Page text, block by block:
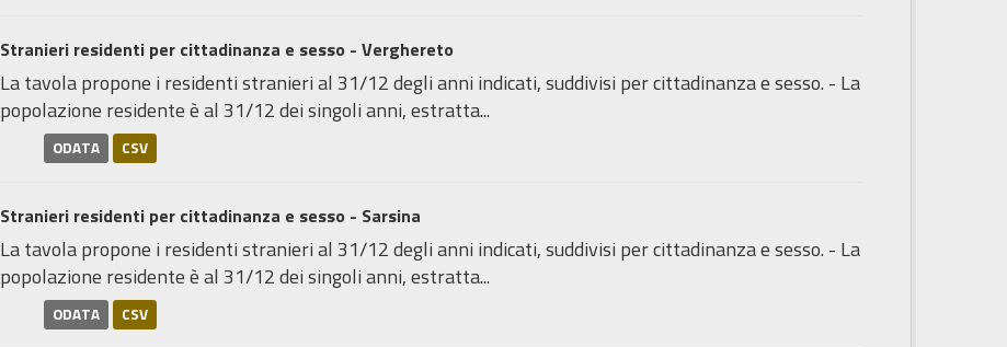
Stranieri residenti per cittadinanza e sesso - Verghereto
La tavola propone i residenti stranieri al 31/12 degli anni indicati, suddivisi per cittadinanza e sesso. - La
popolazione residente è al 31/12 dei singoli anni, estratta...
ODATA CSV
Stranieri residenti per cittadinanza e sesso - Sarsina
La tavola propone i residenti stranieri al 31/12 degli anni indicati, suddivisi per cittadinanza e sesso. - La
popolazione residente è al 31/12 dei singoli anni, estratta...
ODATA CSV